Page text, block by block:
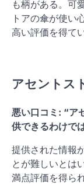
も柄がある。可
トアの傘が使い
高い評価を得て
アセントス
悪い口コミ: “ア
供できるわけで
提供された情報
とが難しいとは
満点評価を得ら